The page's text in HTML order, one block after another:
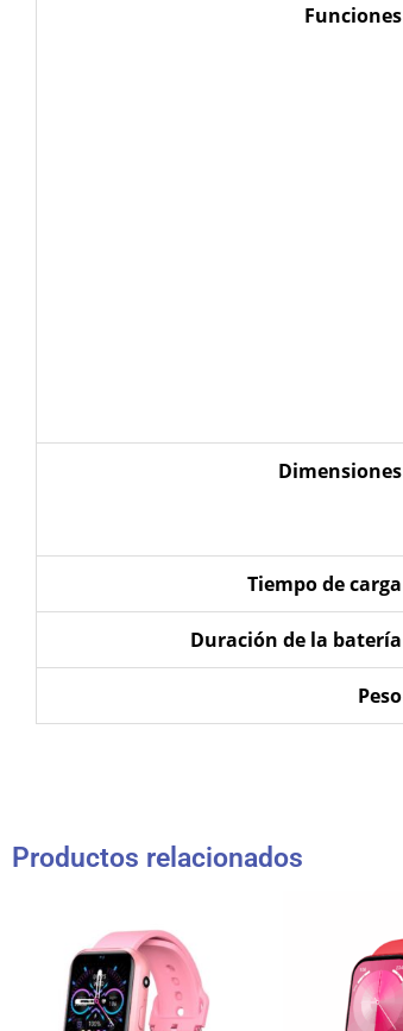
Funciones
Dimensiones
Tiempo de carga
Duración de la batería
Peso
Productos relacionados